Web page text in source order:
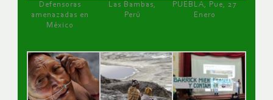
Defensoras
amenazadas en
México
Las Bambas,
Perú
PUEBLA, Pue, 27
Enero